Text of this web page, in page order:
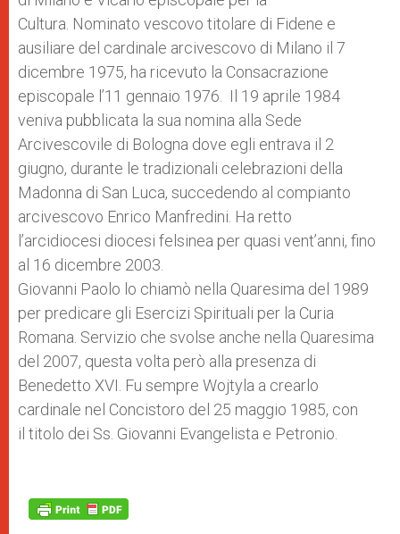
Cultura. Nominato vescovo titolare di Fidene e
ausiliare del cardinale arcivescovo di Milano il 7
dicembre 1975, ha ricevuto la Consacrazione
episcopale l’11 gennaio 1976. Il 19 aprile 1984
veniva pubblicata la sua nomina alla Sede
Arcivescovile di Bologna dove egli entrava il 2
giugno, durante le tradizionali celebrazioni della
Madonna di San Luca, succedendo al compianto
arcivescovo Enrico Manfredini. Ha retto
l’arcidiocesi diocesi felsinea per quasi vent’anni, fino
al 16 dicembre 2003.
Giovanni Paolo lo chiamò nella Quaresima del 1989
per predicare gli Esercizi Spirituali per la Curia
Romana. Servizio che svolse anche nella Quaresima
del 2007, questa volta però alla presenza di
Benedetto XVI. Fu sempre Wojtyla a crearlo
cardinale nel Concistoro del 25 maggio 1985, con
il titolo dei Ss. Giovanni Evangelista e Petronio.